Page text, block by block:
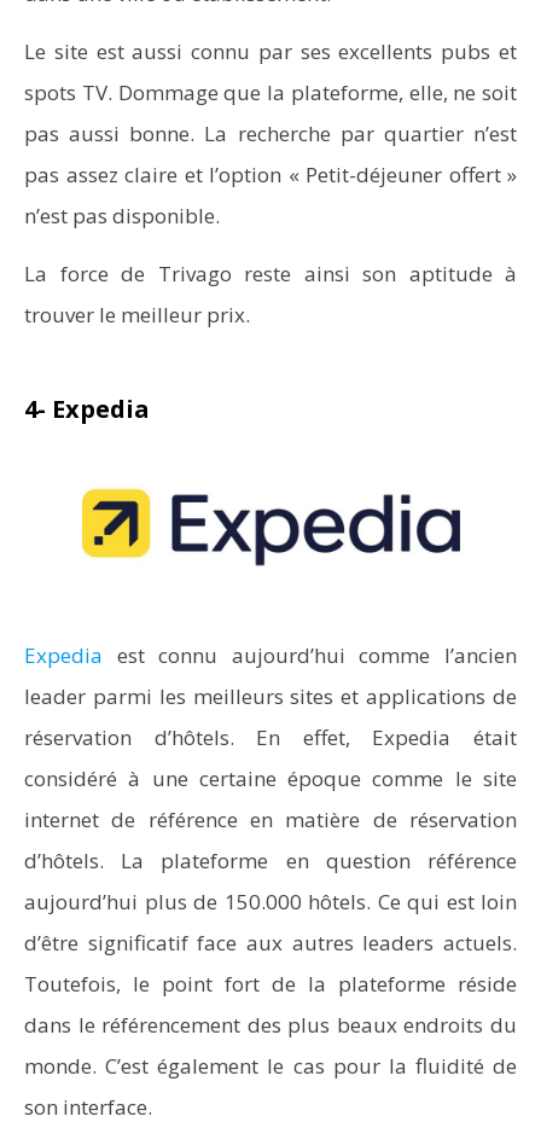
Le site est aussi connu par ses excellents pubs et
spots TV. Dommage que la plateforme, elle, ne soit
pas aussi bonne. La recherche par quartier n’est
pas assez claire et l’option « Petit-déjeuner offert »
n’est pas disponible.
La force de Trivago reste ainsi son aptitude à
trouver le meilleur prix.
4- Expedia
Expedia est connu aujourd’hui comme l’ancien
leader parmi les meilleurs sites et applications de
réservation d’hôtels. En effet, Expedia était
considéré à une certaine époque comme le site
internet de référence en matière de réservation
d’hôtels. La plateforme en question référence
aujourd’hui plus de 150.000 hôtels. Ce qui est loin
d’être significatif face aux autres leaders actuels.
Toutefois, le point fort de la plateforme réside
dans le référencement des plus beaux endroits du
monde. C’est également le cas pour la fluidité de
son interface.